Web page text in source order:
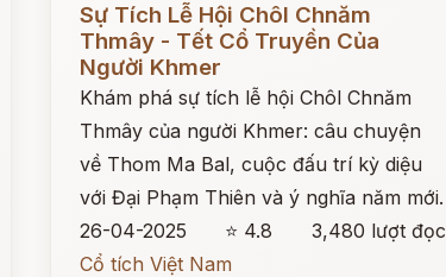
Sự Tích Lễ Hội Chôl Chnăm
Thmây - Tết Cổ Truyền Của
Người Khmer
Khám phá sự tích lễ hội Chôl Chnăm
Thmây của người Khmer: câu chuyện
về Thom Ma Bal, cuộc đấu trí kỳ diệu
với Đại Phạm Thiên và ý nghĩa năm mới.
26-04-2025
⭐ 4.8
3,480 lượt đọc
Cổ tích Việt Nam